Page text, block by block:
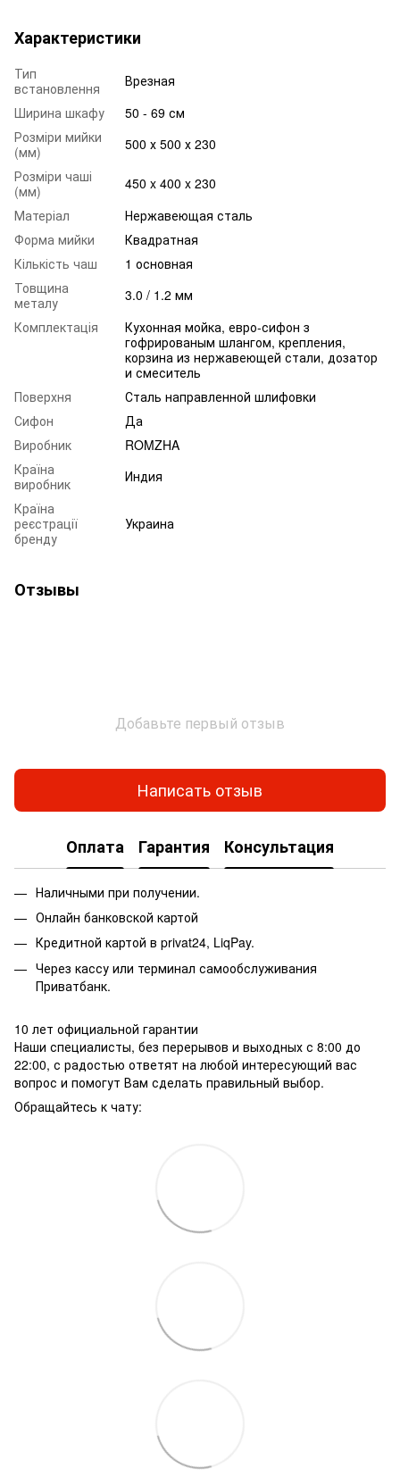
Характеристики
Тип
встановлення
Врезная
Ширина шкафу
50 - 69 см
Розміри мийки
(мм)
500 х 500 х 230
Розміри чаші
(мм)
450 x 400 x 230
Матеріал
Нержавеющая сталь
Форма мийки
Квадратная
Кількість чаш
1 основная
Товщина
металу
3.0 / 1.2 мм
Комплектація
Кухонная мойка, евро-сифон з
гофрированым шлангом, крепления,
корзина из нержавеющей стали, дозатор
и смеситель
Поверхня
Сталь направленной шлифовки
Сифон
Да
Виробник
ROMZHA
Країна
виробник
Индия
Країна
реєстрації
бренду
Украина
Отзывы
Добавьте первый отзыв
Написать отзыв
Оплата Гарантия Консультация
Наличными при получении.
Онлайн банковской картой
Кредитной картой в privat24, LiqPay.
Через кассу или терминал самообслуживания
Приватбанк.
10 лет официальной гарантии
Наши специалисты, без перерывов и выходных с 8:00 до
22:00, с радостью ответят на любой интересующий вас
вопрос и помогут Вам сделать правильный выбор.
Обращайтесь к чату: